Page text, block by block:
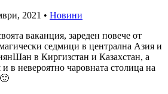
2021 • Новини
ваканция, зареден повече от
седмици в централна Азия и
в Киргизстан и Казахстан, а
в невероятно чаровната столица на